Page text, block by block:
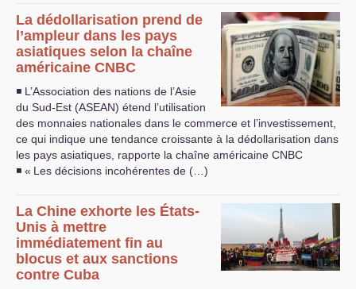
La dédollarisation prend de
l’ampleur dans les pays
asiatiques selon la chaîne
américaine CNBC
◾ L’Association des nations de l’Asie
du Sud-Est (ASEAN) étend l’utilisation
des monnaies nationales dans le commerce et l’investissement,
ce qui indique une tendance croissante à la dédollarisation dans
les pays asiatiques, rapporte la chaîne américaine CNBC
◾ « Les décisions incohérentes de (…)
La Chine exhorte les États-
Unis à mettre
immédiatement fin au
blocus et aux sanctions
contre Cuba